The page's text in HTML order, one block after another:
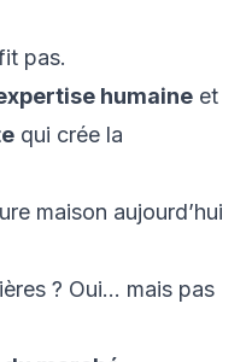
pas.
humaine et
qui crée la
maison aujourd’hui
? Oui… mais pas